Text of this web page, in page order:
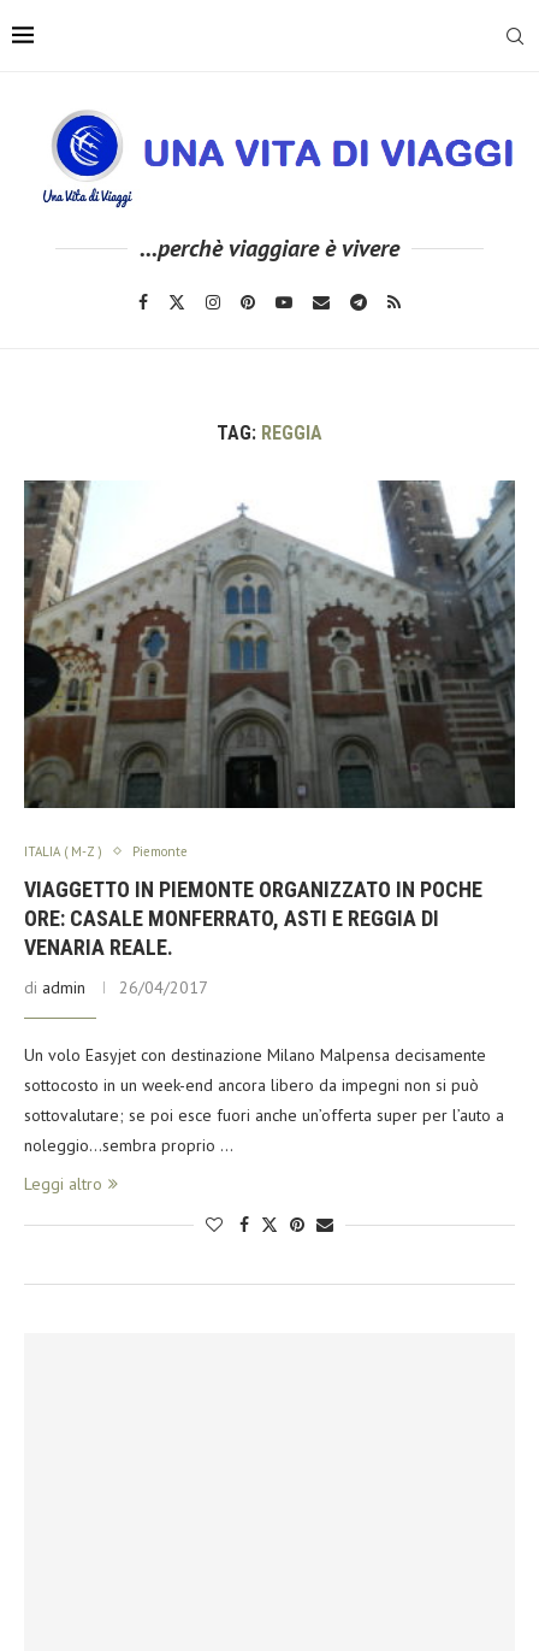
...perchè viaggiare è vivere
TAG: REGGIA
ITALIA ( M-Z ) Piemonte
VIAGGETTO IN PIEMONTE ORGANIZZATO IN POCHE
ORE: CASALE MONFERRATO, ASTI E REGGIA DI
VENARIA REALE.
di admin 26/04/2017
Un volo Easyjet con destinazione Milano Malpensa decisamente
sottocosto in un week-end ancora libero da impegni non si può
sottovalutare; se poi esce fuori anche un’offerta super per l’auto a
noleggio…sembra proprio …
Leggi altro